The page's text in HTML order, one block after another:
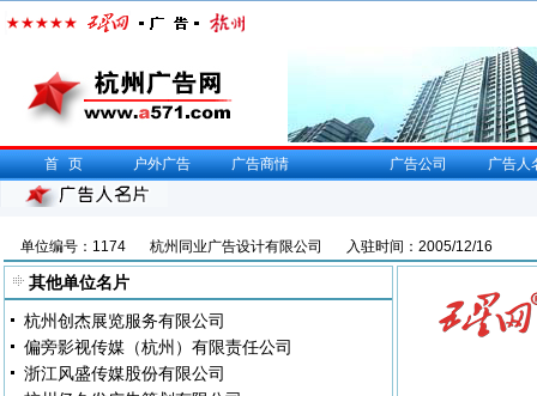
首页 户外广告 广告商情 广告公司 广告人
单位编号：1174 杭州同业广告设计有限公司 入驻时间：2005/12/16
其他单位名片
杭州创杰展览服务有限公司
偏旁影视传媒（杭州）有限责任公司
浙江风盛传媒股份有限公司